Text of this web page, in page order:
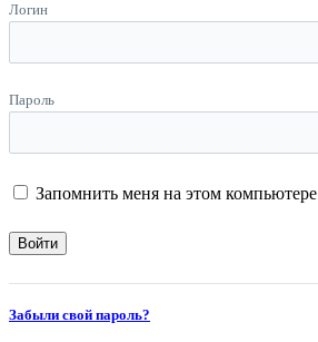
Логин
Пароль
Запомнить меня на этом компьютере
Забыли свой пароль?